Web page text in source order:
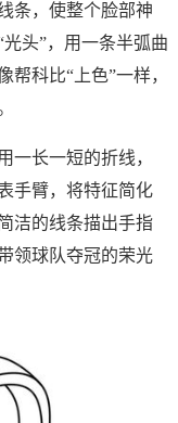
条，使整个脸部神
头”，用一条半弧曲
科比“上色”一样，
一长一短的折线，
手臂，将特征简化
洁的线条描出手指
领球队夺冠的荣光